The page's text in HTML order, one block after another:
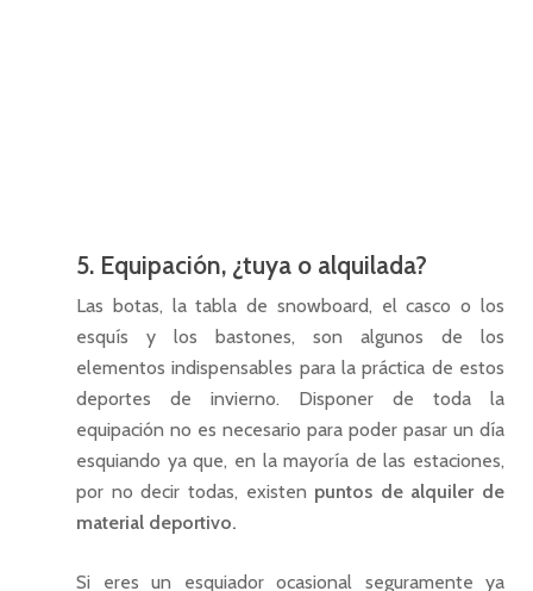
5. Equipación, ¿tuya o alquilada?
Las botas, la tabla de snowboard, el casco o los
esquís y los bastones, son algunos de los
elementos indispensables para la práctica de estos
deportes de invierno. Disponer de toda la
equipación no es necesario para poder pasar un día
esquiando ya que, en la mayoría de las estaciones,
por no decir todas, existen puntos de alquiler de
material deportivo.
Si eres un esquiador ocasional seguramente ya